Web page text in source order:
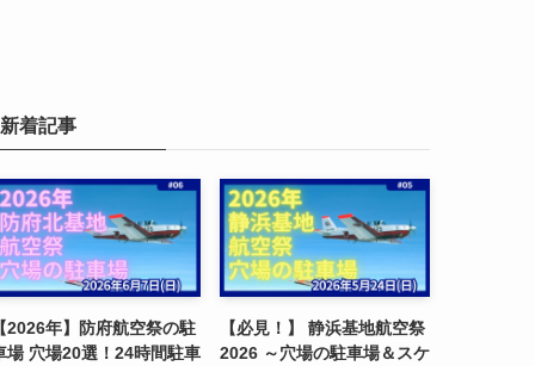
新着記事
【2026年】防府航空祭の駐
場 穴場20選！24時間駐車
【必見！】 静浜基地航空祭
2026 ～穴場の駐車場＆スケ